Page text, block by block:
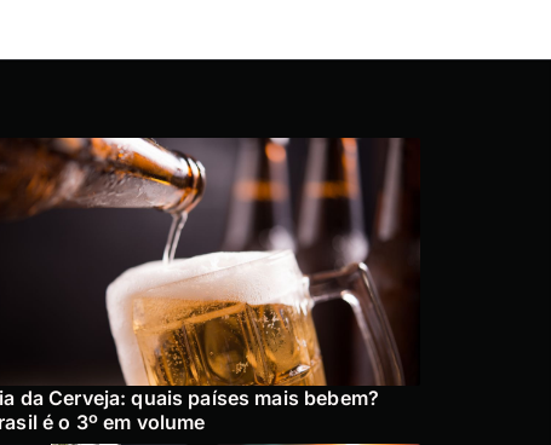
da Cerveja: quais países mais bebem?
é o 3º em volume